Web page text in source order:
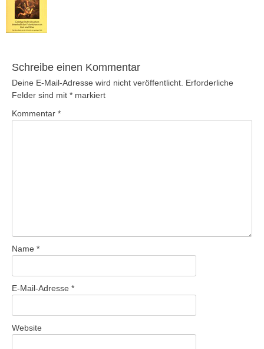
Schreibe einen Kommentar
Deine E-Mail-Adresse wird nicht veröffentlicht. Erforderliche
Felder sind mit * markiert
Kommentar *
Name *
E-Mail-Adresse *
Website